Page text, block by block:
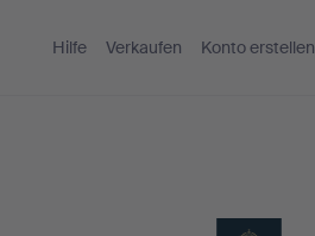
Hilfe Verkaufen Konto erstellen